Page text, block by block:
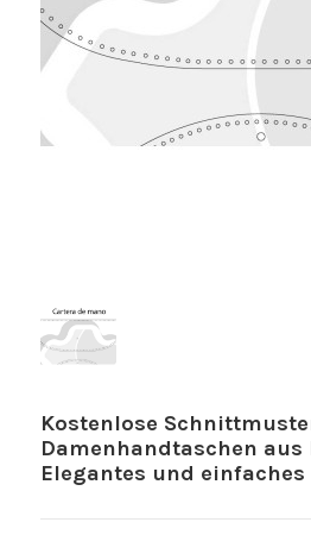
Kostenlose
Damenhandtaschen aus
Elegantes und einfaches